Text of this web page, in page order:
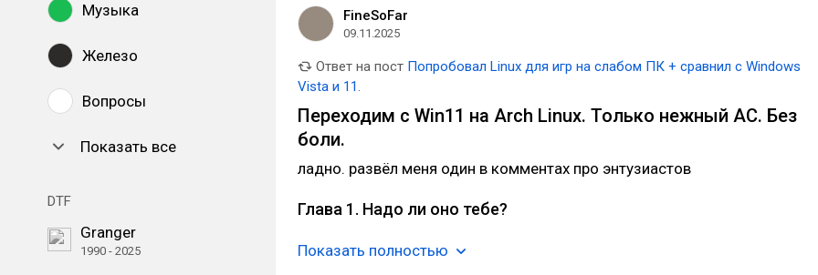
Музыка
Железо
Вопросы
Показать все
DTF
Granger
1990 - 2025
FineSoFar
09.11.2025
Ответ на пост Попробовал Linux для игр на слабом ПК + сравнил с Windows
Vista и 11.
Переходим с Win11 на Arch Linux. Только нежный АС. Без
боли.
ладно. развёл меня один в комментах про энтузиастов
Глава 1. Надо ли оно тебе?
Показать полностью